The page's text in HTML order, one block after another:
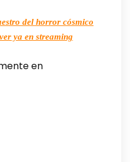
del horror cósmico
ya en streaming
en